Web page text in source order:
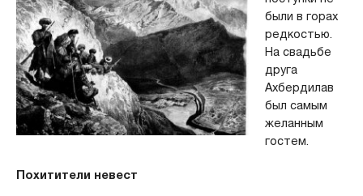
были в горах
редкостью.
На свадьбе
друга
Ахбердилав
был самым
желанным
гостем.
Похитители невест